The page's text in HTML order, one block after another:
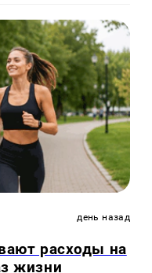
день назад
расходы на
жизни